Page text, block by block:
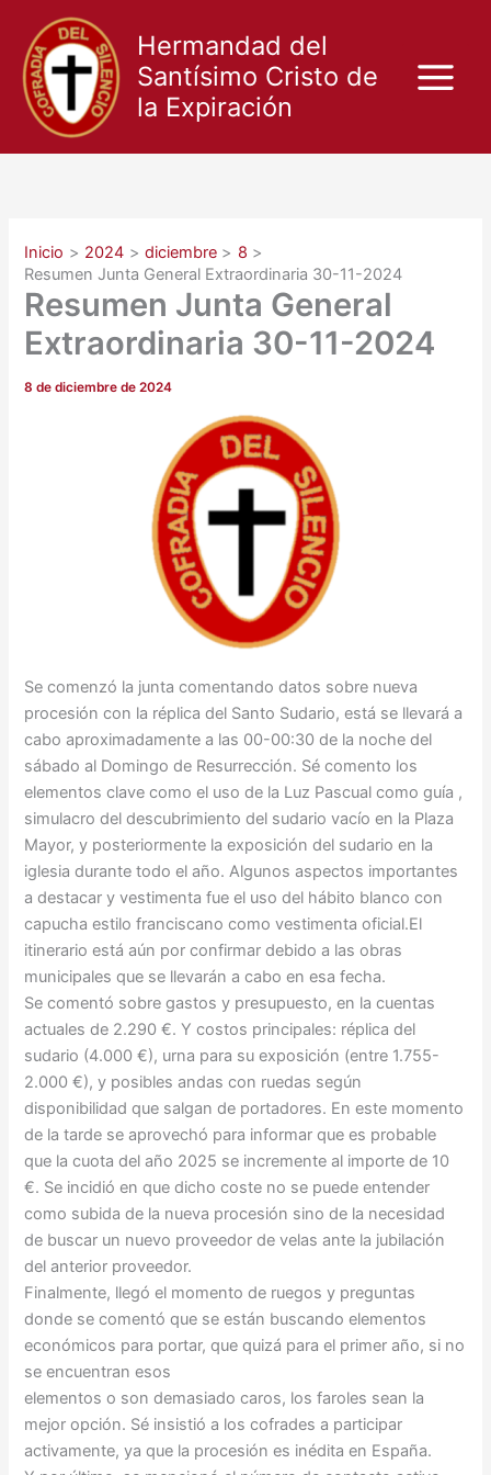
contenido
Hermandad del
Santísimo Cristo de
la Expiración
Inicio 2024 diciembre
8
Resumen Junta General Extraordinaria 30-11-2024
Resumen Junta General
Extraordinaria 30-11-2024
8 de diciembre de 2024
Se comenzó la junta comentando datos sobre nueva
procesión con la réplica del Santo Sudario, está se llevará a
cabo aproximadamente a las 00-00:30 de la noche del
sábado al Domingo de Resurrección. Sé comento los
elementos clave como el uso de la Luz Pascual como guía ,
simulacro del descubrimiento del sudario vacío en la Plaza
Mayor, y posteriormente la exposición del sudario en la
iglesia durante todo el año. Algunos aspectos importantes
a destacar y vestimenta fue el uso del hábito blanco con
capucha estilo franciscano como vestimenta oficial.El
itinerario está aún por confirmar debido a las obras
municipales que se llevarán a cabo en esa fecha.
Se comentó sobre gastos y presupuesto, en la cuentas
actuales de 2.290 €. Y costos principales: réplica del
sudario (4.000 €), urna para su exposición (entre 1.755-
2.000 €), y posibles andas con ruedas según
disponibilidad que salgan de portadores. En este momento
de la tarde se aprovechó para informar que es probable
que la cuota del año 2025 se incremente al importe de 10
€. Se incidió en que dicho coste no se puede entender
como subida de la nueva procesión sino de la necesidad
de buscar un nuevo proveedor de velas ante la jubilación
del anterior proveedor.
Finalmente, llegó el momento de ruegos y preguntas
donde se comentó que se están buscando elementos
económicos para portar, que quizá para el primer año, si no
se encuentran esos
elementos o son demasiado caros, los faroles sean la
mejor opción. Sé insistió a los cofrades a participar
activamente, ya que la procesión es inédita en España.